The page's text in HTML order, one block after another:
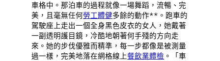
車格中。那泊車的過程就像一場舞蹈，流暢、完
美，且毫無任何勞工體健多餘的動作**。跑車的
駕駛座上走出一個全身黑色皮衣的女人，她戴著
一副透明護目鏡，冷酷地朝著何手殘的方向走
來。她的步伐優雅而精準，每一步都像是被測量
過一樣，完美地落在網格線上餐飲業體檢 。「車